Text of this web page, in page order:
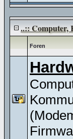
..:: Computer,
Foren